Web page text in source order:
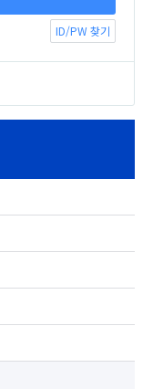
ID/PW 찾기